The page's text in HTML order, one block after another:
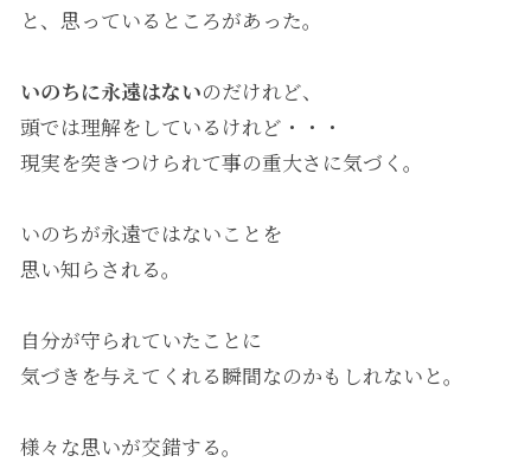
と、思っているところがあった。
いのちに永遠はないのだけれど、
頭では理解をしているけれど・・・
現実を突きつけられて事の重大さに気づく。
いのちが永遠ではないことを
思い知らされる。
自分が守られていたことに
気づきを与えてくれる瞬間なのかもしれないと。
様々な思いが交錯する。